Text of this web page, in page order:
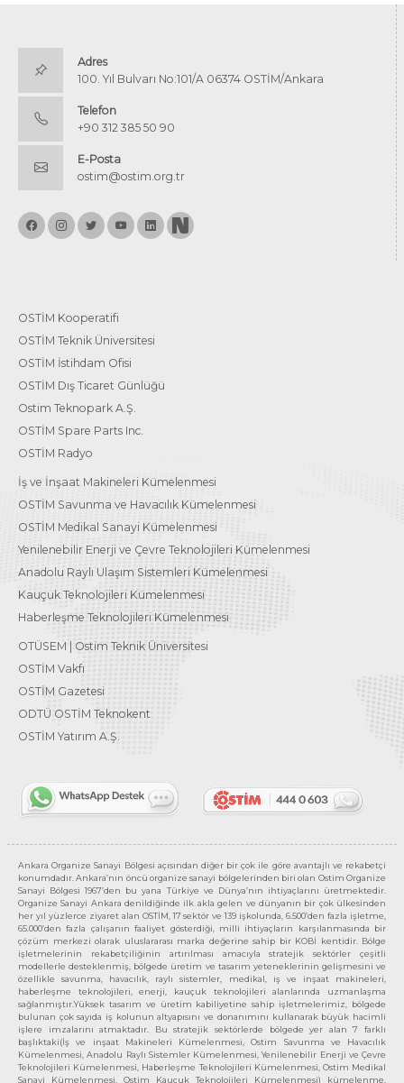
Adres
100. Yıl Bulvarı No:101/A 06374 OSTİM/Ankara
Telefon
+90 312 385 50 90
E-Posta
ostim@ostim.org.tr
OSTİM Kooperatifi
OSTİM Teknik Üniversitesi
OSTİM İstihdam Ofisi
OSTİM Dış Ticaret Günlüğü
Ostim Teknopark A.Ş.
OSTİM Spare Parts Inc.
OSTİM Radyo
İş ve İnşaat Makineleri Kümelenmesi
OSTİM Savunma ve Havacılık Kümelenmesi
OSTİM Medikal Sanayi Kümelenmesi
Yenilenebilir Enerji ve Çevre Teknolojileri Kümelenmesi
Anadolu Raylı Ulaşım Sistemleri Kümelenmesi
Kauçuk Teknolojileri Kümelenmesi
Haberleşme Teknolojileri Kümelenmesi
OTÜSEM | Ostim Teknik Üniversitesi
OSTİM Vakfı
OSTİM Gazetesi
ODTÜ OSTİM Teknokent
OSTİM Yatırım A.Ş.
Ankara Organize Sanayi Bölgesi açısından diğer bir çok ile göre avantajlı ve rekabetçi
konumdadır. Ankara’nın öncü organize sanayi bölgelerinden biri olan Ostim Organize
Sanayi Bölgesi 1967’den bu yana Türkiye ve Dünya’nın ihtiyaçlarını üretmektedir.
Organize Sanayi Ankara denildiğinde ilk akla gelen ve dünyanın bir çok ülkesinden
her yıl yüzlerce ziyaret alan OSTİM, 17 sektör ve 139 işkolunda, 6.500’den fazla işletme,
65.000’den fazla çalışanın faaliyet gösterdiği, milli ihtiyaçların karşılanmasında bir
çözüm merkezi olarak uluslararası marka değerine sahip bir KOBİ kentidir. Bölge
işletmelerinin rekabetçiliğinin artırılması amacıyla stratejik sektörler çeşitli
modellerle desteklenmiş, bölgede üretim ve tasarım yeteneklerinin gelişmesini ve
özellikle savunma, havacılık, raylı sistemler, medikal, iş ve inşaat makineleri,
haberleşme teknolojileri, enerji, kauçuk teknolojileri alanlarında uzmanlaşma
sağlanmıştır.Yüksek tasarım ve üretim kabiliyetine sahip işletmelerimiz, bölgede
bulunan çok sayıda iş kolunun altyapısını ve donanımını kullanarak büyük hacimli
işlere imzalarını atmaktadır. Bu stratejik sektörlerde bölgede yer alan 7 farklı
başlıktaki(İş ve inşaat Makineleri Kümelenmesi, Ostim Savunma ve Havacılık
Kümelenmesi, Anadolu Raylı Sistemler Kümelenmesi, Yenilenebilir Enerji ve Çevre
Teknolojileri Kümelenmesi, Haberleşme Teknolojileri Kümelenmesi, Ostim Medikal
Sanayi Kümelenmesi, Ostim Kauçuk Teknolojileri Kümelenmesi) kümelenme,